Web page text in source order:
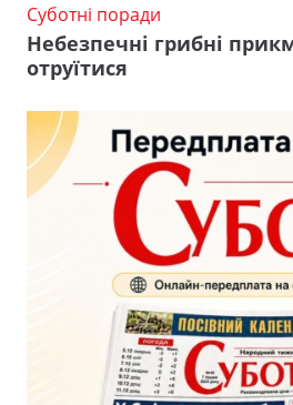
Суботні поради
Небезпечні грибні
отруїтися